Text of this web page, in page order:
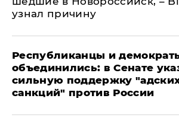
узнал причину
Республиканцы и
объединились: в Сенате
сильную поддержку
санкций" против России